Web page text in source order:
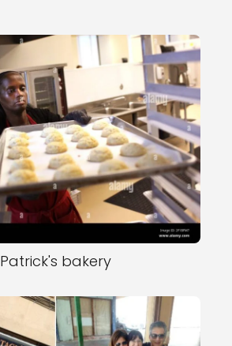
Patrick's bakery